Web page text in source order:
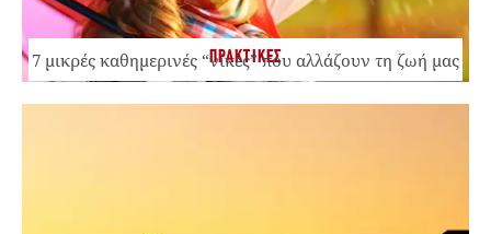
ΠΡΑΚΤΙΚΕΣ
7 μικρές καθημερινές “νίκες” που αλλάζουν τη ζωή μας